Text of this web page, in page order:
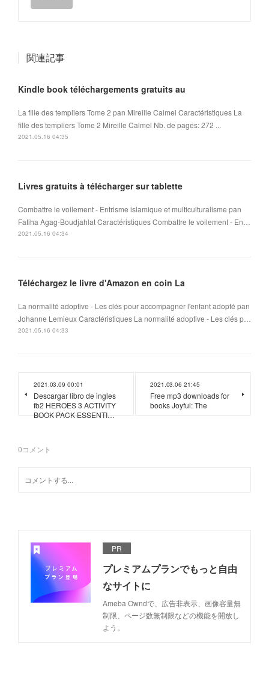
関連記事
Kindle book téléchargements gratuits au
La fille des templiers Tome 2 pan Mireille Calmel Caractéristiques La
fille des templiers Tome 2 Mireille Calmel Nb. de pages: 272 ...
2021.05.16 04:35
Livres gratuits à télécharger sur tablette
Combattre le voilement - Entrisme islamique et multiculturalisme pan
Fatiha Agag-Boudjahlat Caractéristiques Combattre le voilement - En…
2021.05.16 04:34
Téléchargez le livre d'Amazon en coin La
La normalité adoptive - Les clés pour accompagner l'enfant adopté pan
Johanne Lemieux Caractéristiques La normalité adoptive - Les clés p…
2021.05.16 04:33
2021.03.09 00:01
Descargar libro de ingles
fb2 HEROES 3 ACTIVITY
BOOK PACK ESSENTI…
2021.03.06 21:45
Free mp3 downloads for
books Joyful: The
0コメント
PR
プレミアムプランでもっと自由
なサイトに
Ameba Owndで、広告非表示、画像容量無
制限、ページ数無制限などの機能を開放し
よう。